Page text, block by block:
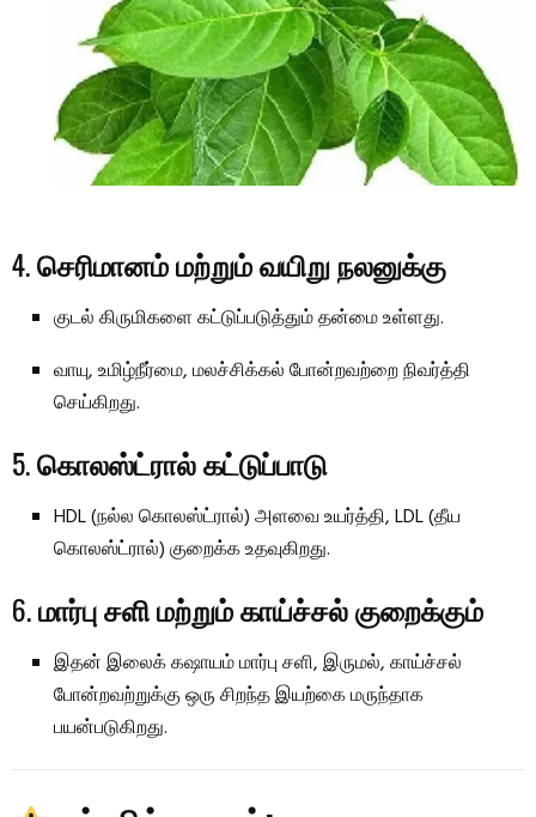
4.செரிமானம் மற்றும் வயிறு நலனுக்கு
குடல் கிருமிகளை கட்டுப்படுத்தும் தன்மை உள்ளது.
வாயு, உமிழ்நீர்மை, மலச்சிக்கல் போன்றவற்றை நிவர்த்தி
செய்கிறது.
5.கொலஸ்ட்ரால் கட்டுப்பாடு
HDL (நல்ல கொலஸ்ட்ரால்) அளவை உயர்த்தி, LDL (தீய
கொலஸ்ட்ரால்) குறைக்க உதவுகிறது.
6.மார்பு சளி மற்றும் காய்ச்சல் குறைக்கும்
இதன் இலைக் கஷாயம் மார்பு சளி, இருமல், காய்ச்சல்
போன்றவற்றுக்கு ஒரு சிறந்த இயற்கை மருந்தாக
பயன்படுகிறது.